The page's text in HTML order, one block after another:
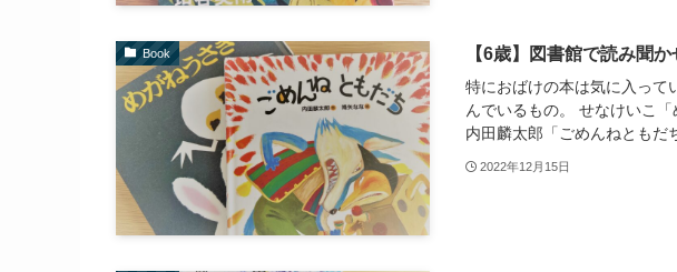
Book 【6歳】図書館で読み聞
特におばけの本は気に入って
んでいるもの。 せなけいこ
内田麟太郎「ごめんねともだ
2022年12月15日